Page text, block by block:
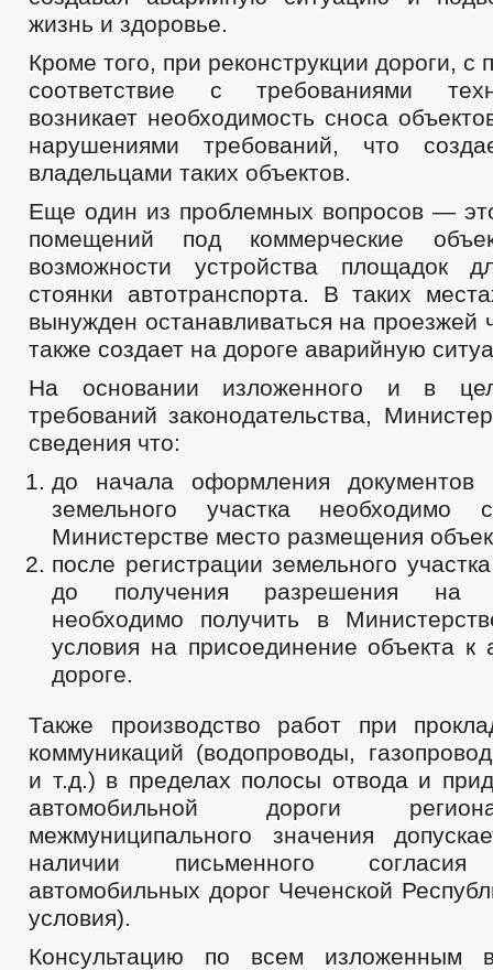
жизнь и здоровье.
Кроме того, при реконструкции дороги, с
соответствие с требованиями
возникает необходимость сноса
нарушениями требований, что
владельцами таких объектов.
Еще один из проблемных вопросов —
помещений под коммерческие
возможности устройства площадок
стоянки автотранспорта. В таких
вынужден останавливаться на проезжей
также создает на дороге аварийную
На основании изложенного и в
требований законодательства,
сведения что:
до начала оформления документов
земельного участка необходимо
Министерстве место размещения
после регистрации земельного
до получения разрешения на
необходимо получить в
условия на присоединение объекта к
дороге.
Также производство работ при
коммуникаций (водопроводы,
и т.д.) в пределах полосы отвода и
автомобильной дороги
межмуниципального значения
наличии письменного согласия
автомобильных дорог Чеченской
условия).
Консультацию по всем изложенным